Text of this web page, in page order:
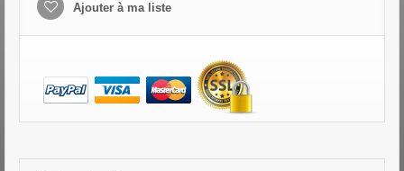
Ajouter à ma liste